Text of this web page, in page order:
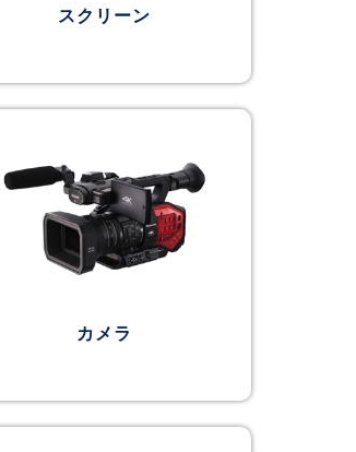
スクリーン
カメラ